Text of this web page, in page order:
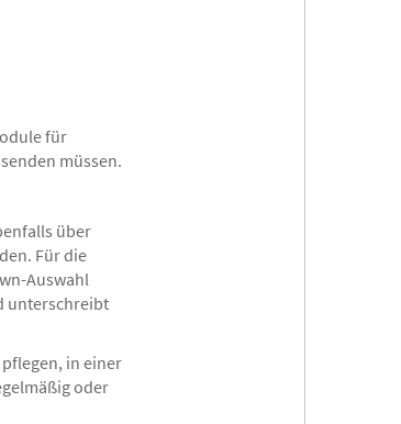
für
müssen.
über
Für die
Auswahl
unterschreibt
in einer
oder